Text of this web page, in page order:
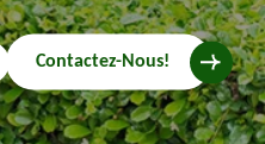
Contactez-Nous!